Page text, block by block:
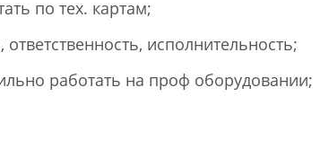
по тех. картам;
ответственность, исполнительность;
работать на проф оборудовании;